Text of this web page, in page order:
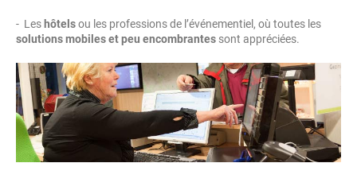
- Les hôtelsou les professions de l’événementiel, où toutes les
solutions mobiles et peu encombrantes sont appréciées.